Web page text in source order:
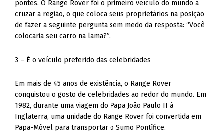
pontes. O Range Rover foi o primeiro veículo do mundo a
cruzar a região, o que coloca seus proprietários na posição
de fazer a seguinte pergunta sem medo da resposta: “Você
colocaria seu carro na lama?”.
3 – É o veículo preferido das celebridades
Em mais de 45 anos de existência, o Range Rover
conquistou o gosto de celebridades ao redor do mundo. Em
1982, durante uma viagem do Papa João Paulo II à
Inglaterra, uma unidade do Range Rover foi convertida em
Papa-Móvel para transportar o Sumo Pontífice.